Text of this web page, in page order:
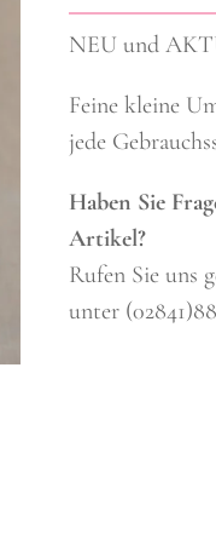
NEU und
Feine kleine
jede
Haben Sie
Artikel?
Rufen Sie uns
unter